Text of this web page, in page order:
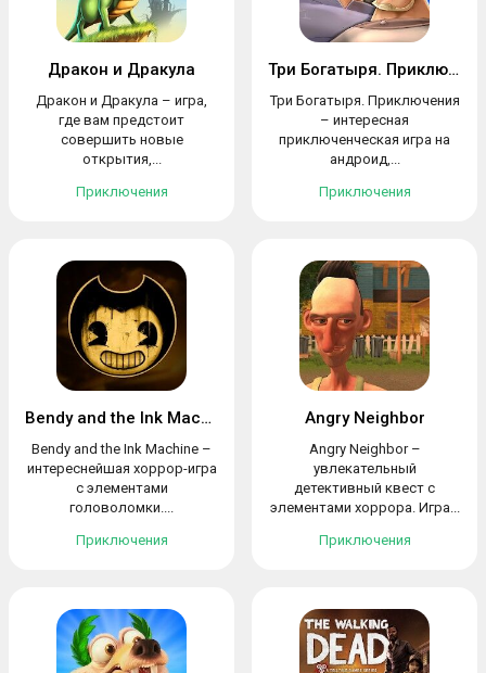
Дракон и Дракула
Дракон и Дракула – игра,
где вам предстоит
совершить новые
открытия,...
Приключения
Три Богатыря. Приключения
Три Богатыря. Приключения
– интересная
приключенческая игра на
андроид,...
Приключения
Bendy and the Ink Machine
Bendy and the Ink Machine –
интереснейшая хоррор-игра
с элементами
головоломки....
Приключения
Angry Neighbor
Angry Neighbor –
увлекательный
детективный квест с
элементами хоррора. Игра...
Приключения